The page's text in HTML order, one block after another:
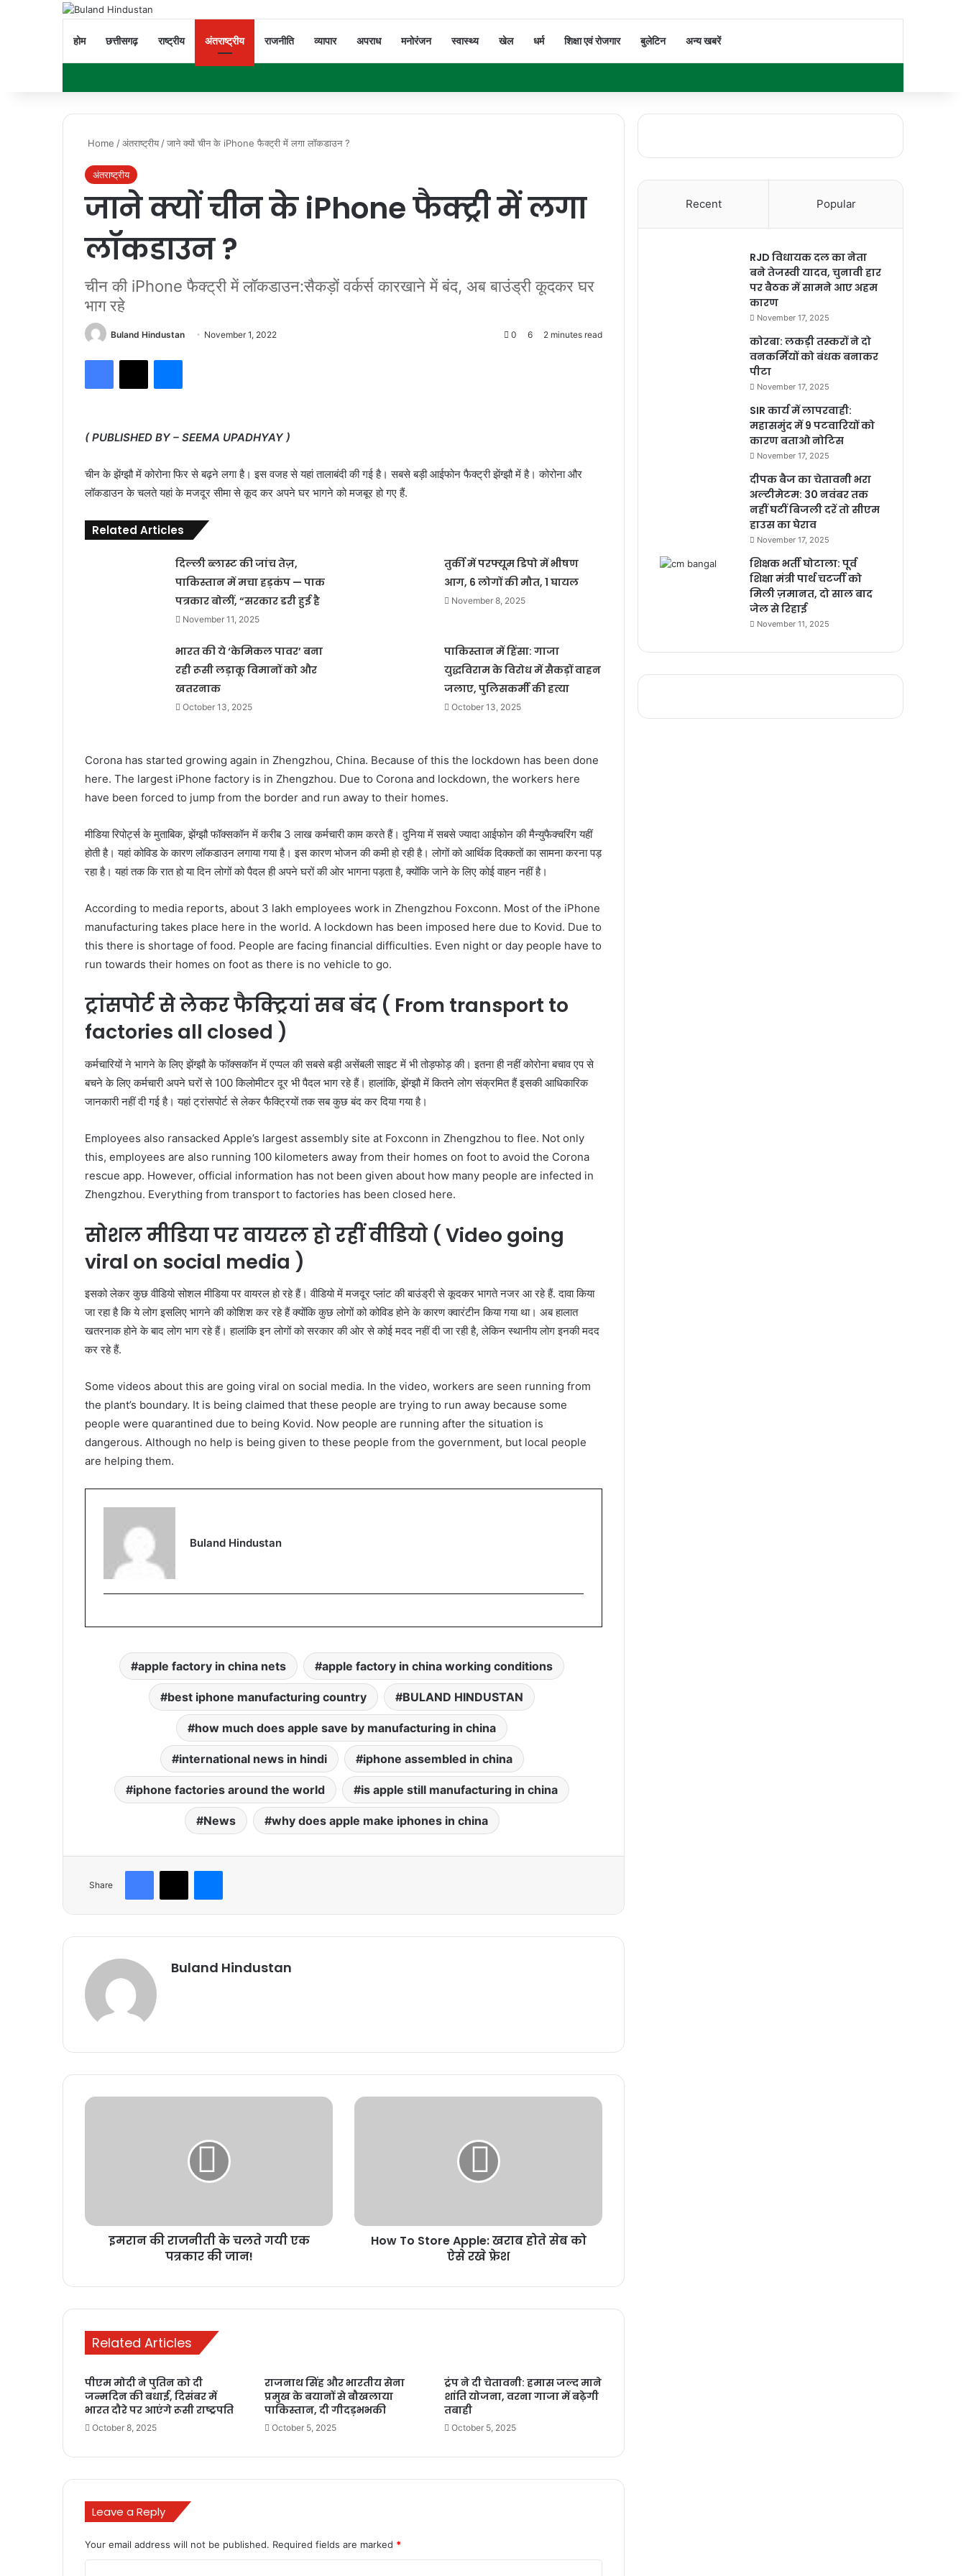
होम छत्तीसगढ़ राष्ट्रीय अंतराष्ट्रीय राजनीति व्यापार अपराध मनोरंजन स्वास्थ्य खेल धर्म शिक्षा एवं रोजगार बुलेटिन अन्य खबरें
Home /अंतराष्ट्रीय /जाने क्यों चीन के iPhone फैक्ट्री में लगा लॉकडाउन ?
अंतराष्ट्रीय
जाने क्यों चीन के iPhone फैक्ट्री में लगा
लॉकडाउन ?
चीन की iPhone फैक्ट्री में लॉकडाउन:सैकड़ों वर्कर्स कारखाने में बंद, अब बाउंड्री कूदकर घर
भाग रहे
Buland Hindustan November 1, 2022 0 6 2 minutes read
Facebook
X Messenger
( PUBLISHED BY – SEEMA UPADHYAY )
चीन के झेंग्झौ में कोरोना फिर से बढ़ने लगा है। इस वजह से यहां तालाबंदी की गई है। सबसे बड़ी आईफोन फैक्ट्री झेंग्झौ में है। कोरोना और
लॉकडाउन के चलते यहां के मजदूर सीमा से कूद कर अपने घर भागने को मजबूर हो गए हैं.
Related Articles
दिल्ली ब्लास्ट की जांच तेज़,
पाकिस्तान में मचा हड़कंप — पाक
पत्रकार बोलीं, “सरकार डरी हुई है
November 11, 2025
तुर्की में परफ्यूम डिपो में भीषण
आग, 6 लोगों की मौत, 1 घायल
November 8, 2025
भारत की ये ‘केमिकल पावर’ बना
रही रूसी लड़ाकू विमानों को और
खतरनाक
October 13, 2025
पाकिस्तान में हिंसा: गाजा
युद्धविराम के विरोध में सैकड़ों वाहन
जलाए, पुलिसकर्मी की हत्या
October 13, 2025
Corona has started growing again in Zhengzhou, China. Because of this the lockdown has been done
here. The largest iPhone factory is in Zhengzhou. Due to Corona and lockdown, the workers here
have been forced to jump from the border and run away to their homes.
मीडिया रिपोर्ट्स के मुताबिक, झेंग्झौ फॉक्सकॉन में करीब 3 लाख कर्मचारी काम करते हैं। दुनिया में सबसे ज्यादा आईफोन की मैन्युफैक्चरिंग यहीं
होती है। यहां कोविड के कारण लॉकडाउन लगाया गया है। इस कारण भोजन की कमी हो रही है। लोगों को आर्थिक दिक्कतों का सामना करना पड़
रहा है। यहां तक ​​कि रात हो या दिन लोगों को पैदल ही अपने घरों की ओर भागना पड़ता है, क्योंकि जाने के लिए कोई वाहन नहीं है।
According to media reports, about 3 lakh employees work in Zhengzhou Foxconn. Most of the iPhone
manufacturing takes place here in the world. A lockdown has been imposed here due to Kovid. Due to
this there is shortage of food. People are facing financial difficulties. Even night or day people have to
run towards their homes on foot as there is no vehicle to go.
ट्रांसपोर्ट से लेकर फैक्ट्रियां सब बंद ( From transport to
factories all closed )
कर्मचारियों ने भागने के लिए झेंग्झौ के फॉक्सकॉन में एप्पल की सबसे बड़ी असेंबली साइट में भी तोड़फोड़ की। इतना ही नहीं कोरोना बचाव एप से
बचने के लिए कर्मचारी अपने घरों से 100 किलोमीटर दूर भी पैदल भाग रहे हैं। हालांकि, झेंग्झौ में कितने लोग संक्रमित हैं इसकी आधिकारिक
जानकारी नहीं दी गई है। यहां ट्रांसपोर्ट से लेकर फैक्ट्रियों तक सब कुछ बंद कर दिया गया है।
Employees also ransacked Apple’s largest assembly site at Foxconn in Zhengzhou to flee. Not only
this, employees are also running 100 kilometers away from their homes on foot to avoid the Corona
rescue app. However, official information has not been given about how many people are infected in
Zhengzhou. Everything from transport to factories has been closed here.
सोशल मीडिया पर वायरल हो रहीं वीडियो ( Video going
viral on social media )
इसको लेकर कुछ वीडियो सोशल मीडिया पर वायरल हो रहे हैं। वीडियो में मजदूर प्लांट की बाउंड्री से कूदकर भागते नजर आ रहे हैं. दावा किया
जा रहा है कि ये लोग इसलिए भागने की कोशिश कर रहे हैं क्योंकि कुछ लोगों को कोविड होने के कारण क्वारंटीन किया गया था। अब हालात
खतरनाक होने के बाद लोग भाग रहे हैं। हालांकि इन लोगों को सरकार की ओर से कोई मदद नहीं दी जा रही है, लेकिन स्थानीय लोग इनकी मदद
कर रहे हैं.
Some videos about this are going viral on social media. In the video, workers are seen running from
the plant’s boundary. It is being claimed that these people are trying to run away because some
people were quarantined due to being Kovid. Now people are running after the situation is
dangerous. Although no help is being given to these people from the government, but local people
are helping them.
Buland Hindustan
apple factory in china nets apple factory in china working conditions
best iphone manufacturing country BULAND HINDUSTAN
how much does apple save by manufacturing in china
international news in hindi iphone assembled in china
iphone factories around the world is apple still manufacturing in china
News why does apple make iphones in china
Share
Facebook
X Messenger
Buland Hindustan
इमरान की राजनीती के चलते गयी एक
पत्रकार की जान!
How To Store Apple: खराब होते सेब को
ऐसे रखे फ्रेश
Related Articles
पीएम मोदी ने पुतिन को दी
जन्मदिन की बधाई, दिसंबर में
भारत दौरे पर आएंगे रूसी राष्ट्रपति
October 8, 2025
राजनाथ सिंह और भारतीय सेना
प्रमुख के बयानों से बौखलाया
पाकिस्तान, दी गीदड़भभकी
October 5, 2025
ट्रंप ने दी चेतावनी: हमास जल्द माने
शांति योजना, वरना गाजा में बढ़ेगी
तबाही
October 5, 2025
Leave a Reply
Your email address will not be published. Required fields are marked *
Recent Popular
RJD विधायक दल का नेता
बने तेजस्वी यादव, चुनावी हार
पर बैठक में सामने आए अहम
कारण
November 17, 2025
कोरबा: लकड़ी तस्करों ने दो
वनकर्मियों को बंधक बनाकर
पीटा
November 17, 2025
SIR कार्य में लापरवाही:
महासमुंद में 9 पटवारियों को
कारण बताओ नोटिस
November 17, 2025
दीपक बैज का चेतावनी भरा
अल्टीमेटम: 30 नवंबर तक
नहीं घटीं बिजली दरें तो सीएम
हाउस का घेराव
November 17, 2025
शिक्षक भर्ती घोटाला: पूर्व
शिक्षा मंत्री पार्थ चटर्जी को
मिली ज़मानत, दो साल बाद
जेल से रिहाई
November 11, 2025